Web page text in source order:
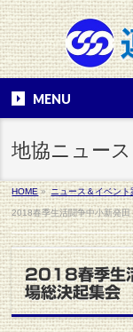
MENU
地協ニュース
HOME» ニュース＆イベント
2018春季生活闘争中小新発
2018春季生
場総決起集会